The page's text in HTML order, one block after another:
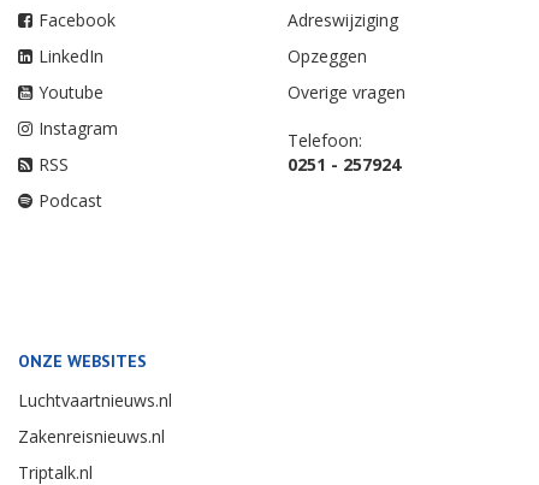
Facebook
LinkedIn
Youtube
Instagram
RSS
Podcast
Adreswijziging
Opzeggen
Overige vragen
Telefoon:
0251 - 257924
ONZE WEBSITES
Luchtvaartnieuws.nl
Zakenreisnieuws.nl
Triptalk.nl